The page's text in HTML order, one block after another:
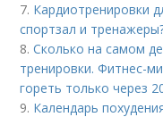
7. Кардиотренировки
спортзал и
8.Сколько на самом
тренировки. Фитнес-
гореть только через
9. Календарь